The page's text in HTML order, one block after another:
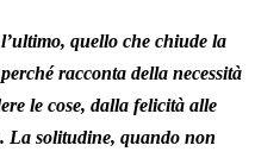
quello che chiude la
racconta della necessità
le cose, dalla felicità alle
La solitudine, quando non